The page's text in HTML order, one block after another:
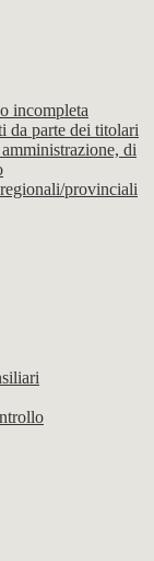
incompleta
da parte dei titolari
di
provinciali